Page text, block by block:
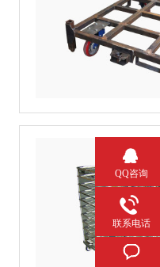
QQ咨询
联系电话